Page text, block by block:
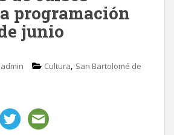
programación
junio
admin Cultura, San Bartolomé de